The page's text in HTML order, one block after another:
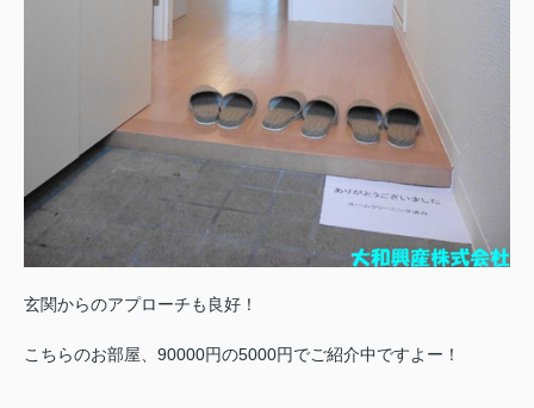
玄関からのアプローチも良好！
こちらのお部屋、90000円の5000円でご紹介中ですよー！